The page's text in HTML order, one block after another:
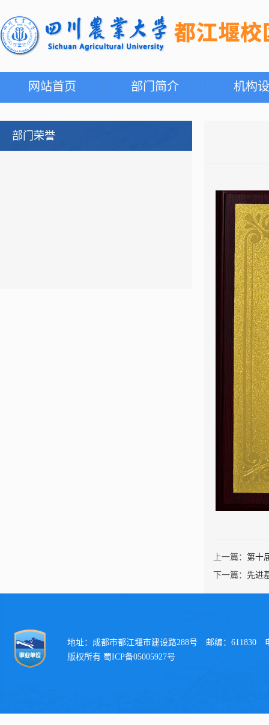
网站首页 部门简介 机构
部门荣誉
上一篇： 第十
下一篇： 先进
地址：成都市都江堰市建设路288号 邮编：611830
版权所有 蜀ICP备05005927号